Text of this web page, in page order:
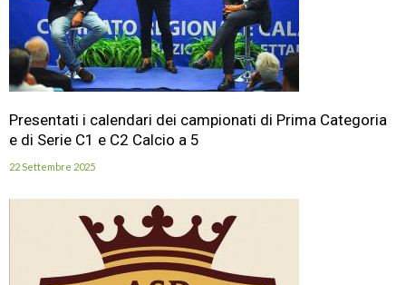
Presentati i calendari dei campionati di Prima Categoria
e di Serie C1 e C2 Calcio a 5
22 Settembre 2025